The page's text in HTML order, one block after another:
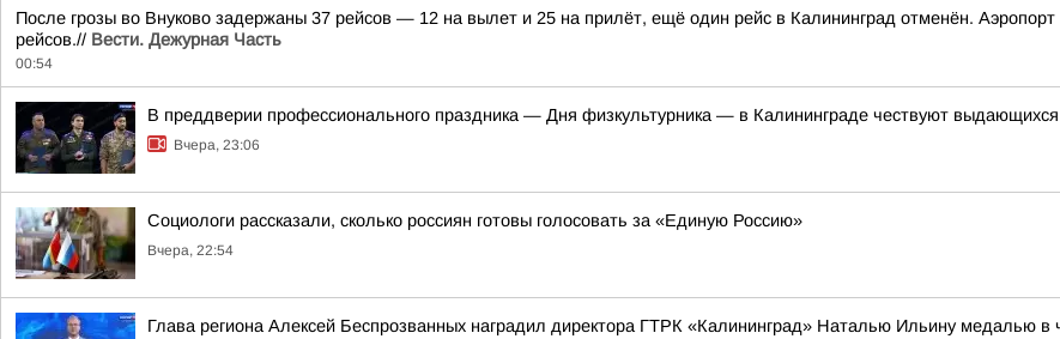
После грозы во Внуково задержаны 37 рейсов — 12 на вылет и 25 на прилёт, ещё один рейс в Калининград отменён.
рейсов.// Вести. Дежурная Часть
00:54
В преддверии профессионального праздника — Дня физкультурника — в Калининграде чествуют выдающихся
Вчера, 23:06
Социологи рассказали, сколько россиян готовы голосовать за «Единую Россию»
Вчера, 22:54
Глава региона Алексей Беспрозванных наградил директора ГТРК «Калининград» Наталью Ильину медалью в